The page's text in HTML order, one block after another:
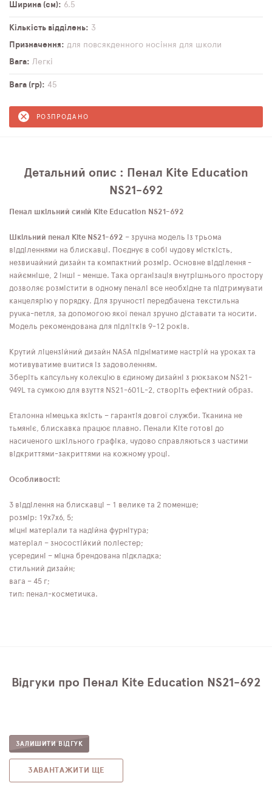
Ширина (см)
6,5
Кількість відділень
3
Призначення
для повсякденного носіння для школи
Вага
Легкі
Вага (гр) 45
РОЗПРОДАНО
Детальний опис : Пенал Kite Education
NS21-692
Пенал шкільний синій Kite Education NS21-692
Шкільний пенал Kite NS21-692 – зручна модель із трьома
відділеннями на блискавці. Поєднує в собі чудову місткість,
незвичайний дизайн та компактний розмір. Основне відділення -
найємніше, 2 інші - менше. Така організація внутрішнього простору
дозволяє розмістити в одному пеналі все необхідне та підтримувати
канцелярію у порядку. Для зручності передбачена текстильна
ручка-петля, за допомогою якої пенал зручно діставати та носити.
Модель рекомендована для підлітків 9-12 років.
Крутий ліцензійний дизайн NASA підніматиме настрій на уроках та
мотивуватиме вчитися із задоволенням.
Зберіть капсульну колекцію в єдиному дизайні з рюкзаком NS21-
949L та сумкою для взуття NS21-601L-2, створіть ефектний образ.
Еталонна німецька якість – гарантія довгої служби. Тканина не
тьмяніє, блискавка працює плавно. Пенали Kite готові до
насиченого шкільного графіка, чудово справляються з частими
відкриттями-закриттями на кожному уроці.
Особливості:
3 відділення на блискавці – 1 велике та 2 поменше;
розмір: 19х7х6, 5;
міцні матеріали та надійна фурнітура;
матеріал – зносостійкий поліестер;
усередині – міцна брендована підкладка;
стильний дизайн;
вага – 45 г;
тип: пенал-косметичка.
Відгуки про Пенал Kite Education NS21-692
ЗАЛИШИТИ ВІДГУК
ЗАВАНТАЖИТИ ЩЕ